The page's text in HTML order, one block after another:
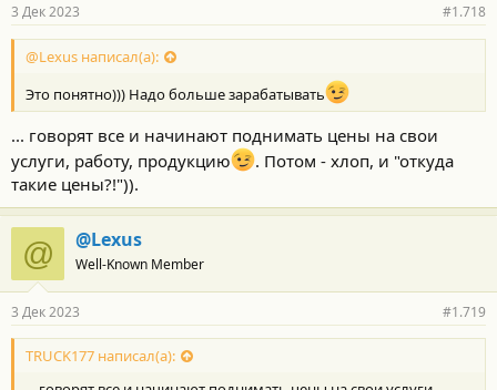
В объявлениях указано, что автомобили привезены из Канады,
уплачены все налоги и сборы.
3 Дек 2023 #1.718
@Lexus написал(а):
Это понятно))) Надо больше зарабатывать
... говорят все и начинают поднимать цены на свои
услуги, работу, продукцию
. Потом - хлоп, и "откуда
такие цены?!")).
@ @Lexus
Well-Known Member
3 Дек 2023 #1.719
TRUCK177 написал(а):